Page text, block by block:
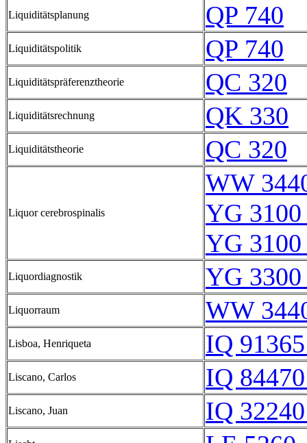
Liquiditätsplanung QP 740
Liquiditätspolitik QP 740
Liquiditätspräferenztheorie QC 320
Liquiditätsrechnung QK 330
Liquiditätstheorie QC 320
Liquor cerebrospinalis
WW
YG
YG
Liquordiagnostik YG
Liquorraum WW
Lisboa, Henriqueta IQ
Liscano, Carlos IQ
Liscano, Juan IQ